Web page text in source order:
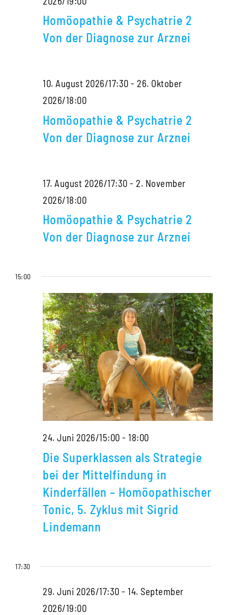
zur
Arznei
Homöopathie & Psychatrie 2
Von der Diagnose zur Arznei
&
Psychatrie
der
zur
Arznei
Homöopathie & Psychatrie 2
Von der Diagnose zur Arznei
10. August 2026/17:30 - 26. Oktober
2026/18:00
&
Psychatrie
der
zur
Arznei
Homöopathie & Psychatrie 2
Von der Diagnose zur Arznei
17. August 2026/17:30 - 2. November
2026/18:00
&
Psychatrie
Diagnose
zur
Arznei
15:00
Die Superklassen als Strategie
bei der Mittelfindung in
Kinderfällen – Homöopathischer
Tonic, 5. Zyklus mit Sigrid
Lindemann
24. Juni 2026/15:00 - 18:00
Superklassen
als
Strategie
bei
–
17:30
29. Juni 2026/17:30 - 14. September
2026/19:00